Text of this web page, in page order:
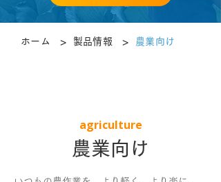
ホーム > 製品情報 > 農業向け
agriculture
農業向け